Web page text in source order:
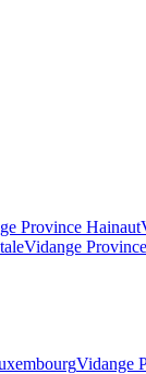
Province Hainaut
Vidange
Vidange